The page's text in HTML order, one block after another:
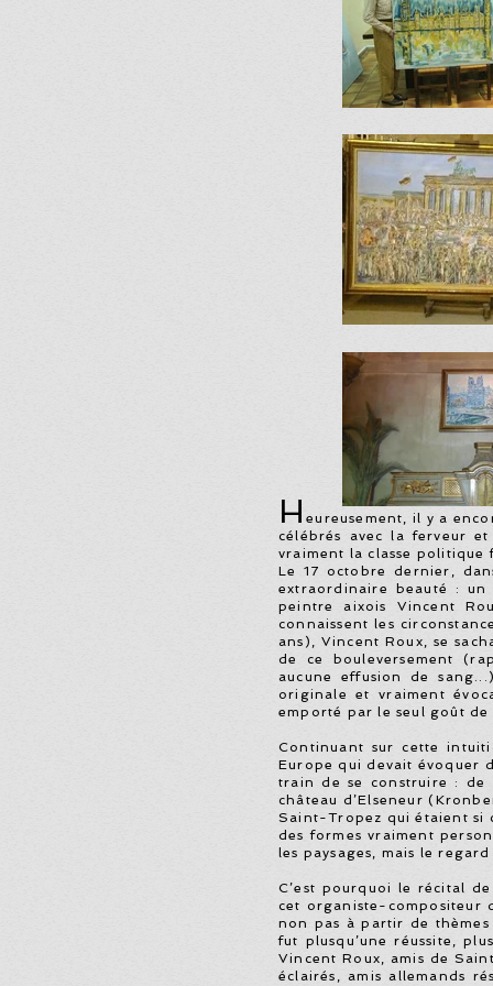
Heureusement, il y a
célébrés avec la ferveur et
vraiment la classe politique
Le 17 octobre dernier,
extraordinaire beauté
: un
peintre
aixois Vincent
connaissent les
ans), Vincent Roux, se
de ce bouleversement
aucune effusion de sang
originale et vraiment
emporté par le seul goût
Continuant sur cette
Europe qui devait évoquer
train de se
construire : de
château d’Elseneur (
Saint-­Tropez qui étaient si
des formes vraiment
les paysages, mais le
C’est pourquoi le récital
cet organiste -­ compositeur
non pas à partir de
fut plusqu’une réussite,
Vincent Roux, amis de
éclairés, amis allemands